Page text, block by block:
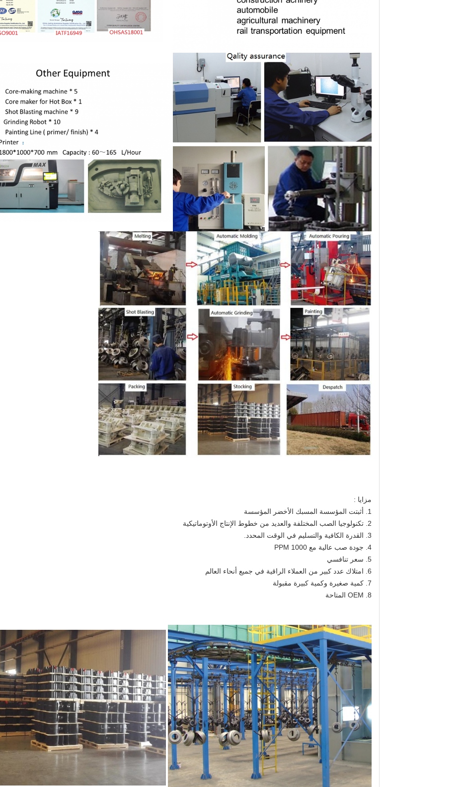
مزايا :
1. أثبتت المؤسسة المسبك الأخضر المؤسسة
2. تكنولوجيا الصب المختلفة والعديد من خطوط الإنتاج الأوتوماتيكية
3. القدرة الكافية والتسليم في الوقت المحدد.
4. جودة صب عالية مع PPM 1000
5. سعر تنافسي
6. امتلاك عدد كبير من العملاء الراقية في جميع أنحاء العالم
7. كمية صغيرة وكمية كبيرة مقبولة
8. OEM المتاحة